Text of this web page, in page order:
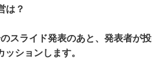
は？
スライド発表のあと、発表者が
ッションします。